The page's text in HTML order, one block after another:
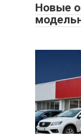
Новые